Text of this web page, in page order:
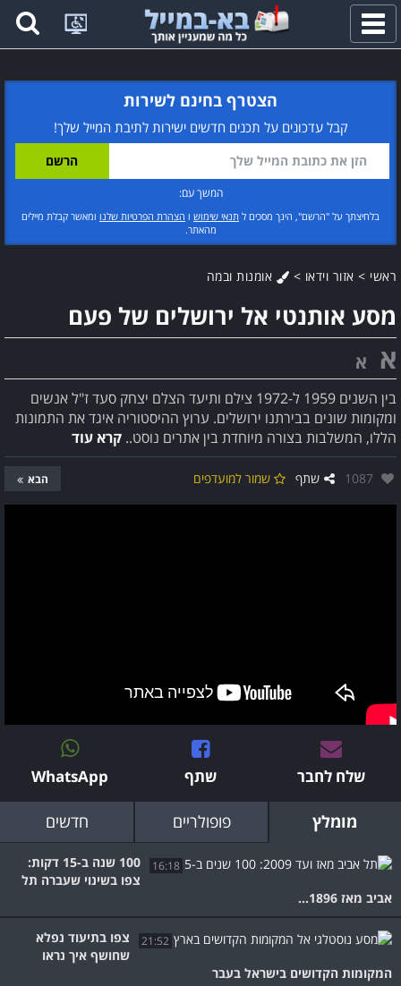
פתח
תפריט
הצטרף בחינם לשירות
קבל עדכונים על תכנים חדשים ישירות לתיבת המייל שלך!
המשך עם:
בלחיצתך על "הרשם", הינך מסכים ל תנאי שימוש ו הצהרת הפרטיות שלנו ומאשר קבלת מיילים
מהאתר.
ראשי > אזור וידאו > אומנות ובמה
מסע אותנטי אל ירושלים של פעם
א א
בין השנים 1959 ל-1972 צילם ותיעד הצלם יצחק סעד ז"ל אנשים
ומקומות שונים בבירתנו ירושלים. ערוץ ההיסטוריה איגד את התמונות
הללו, המשלבות בצורה מיוחדת בין אתרים נוסט.. קרא עוד
אהבו:
1087 שתף שמור למועדפים הבא
שלח לחבר שתף WhatsApp
מומלץ פופולריים חדשים
16:18
100 שנה ב-15 דקות:
צפו בשינוי שעברה תל
אביב מאז 1896...
21:52
צפו בתיעוד נפלא
שחושף איך נראו
המקומות הקדושים בישראל בעבר